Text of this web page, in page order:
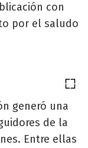
con
por el saludo
generó una
de la
Entre ellas